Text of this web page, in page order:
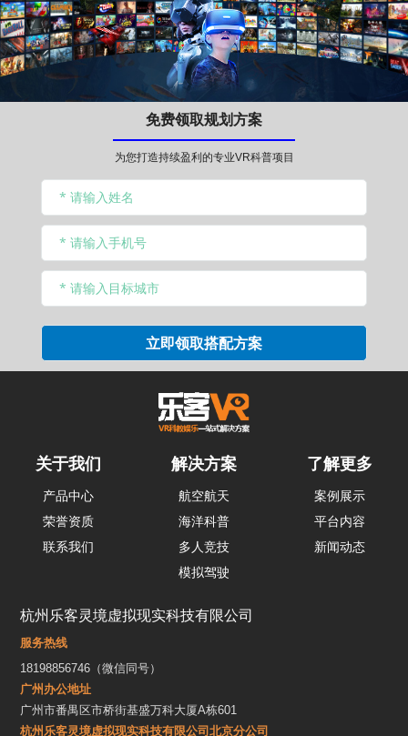
免费领取规划方案
为您打造持续盈利的专业VR科普项目
关于我们
产品中心
荣誉资质
联系我们
解决方案
航空航天
海洋科普
多人竞技
模拟驾驶
了解更多
案例展示
平台内容
新闻动态
杭州乐客灵境虚拟现实科技有限公司
服务热线
18198856746（微信同号）
广州办公地址
广州市番禺区市桥街基盛万科大厦A栋601
杭州乐客灵境虚拟现实科技有限公司北京分公司